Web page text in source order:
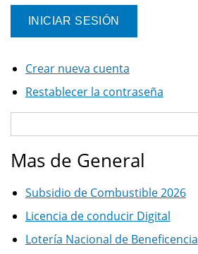
Crear nueva cuenta
Restablecer la contraseña
Mas de General
Subsidio de Combustible 2026
Licencia de conducir Digital
Lotería Nacional de Beneficencia